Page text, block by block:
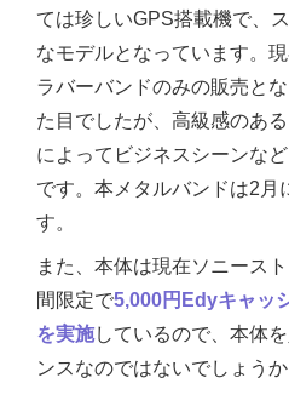
ては珍しいGPS搭載機で、
なモデルとなっています。
ラバーバンドのみの販売と
た目でしたが、高級感のあ
によってビジネスシーンな
です。本メタルバンドは2月
す。
また、本体は現在ソニース
間限定で5,000円Edyキャッ
を実施しているので、本体
ンスなのではないでしょうか